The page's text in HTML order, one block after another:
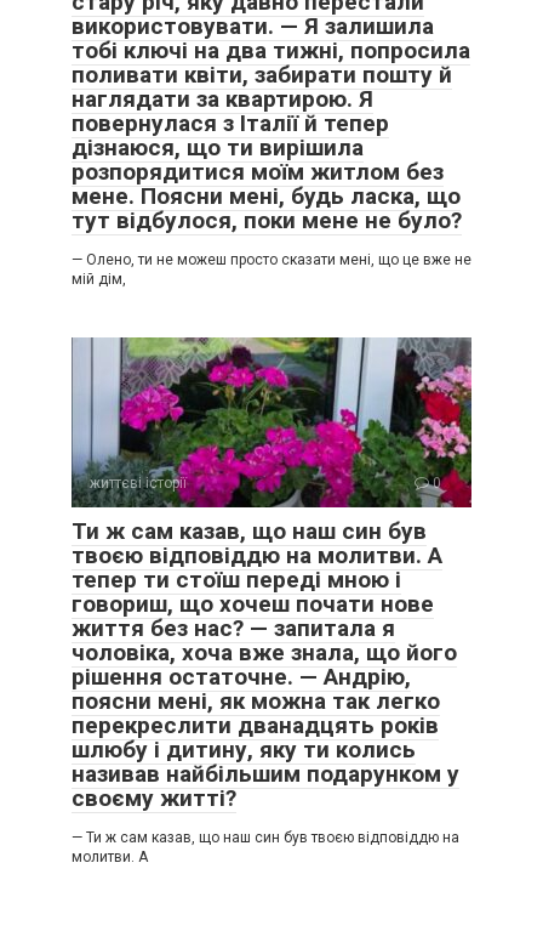
використовувати. — Я залишила
тобі ключі на два тижні, попросила
поливати квіти, забирати пошту й
наглядати за квартирою. Я
повернулася з Італії й тепер
дізнаюся, що ти вирішила
розпорядитися моїм житлом без
мене. Поясни мені, будь ласка, що
тут відбулося, поки мене не було?
— Олено, ти не можеш просто сказати мені, що це вже не
мій дім,
життєві історії 0
Ти ж сам казав, що наш син був
твоєю відповіддю на молитви. А
тепер ти стоїш переді мною і
говориш, що хочеш почати нове
життя без нас? — запитала я
чоловіка, хоча вже знала, що його
рішення остаточне. — Андрію,
поясни мені, як можна так легко
перекреслити дванадцять років
шлюбу і дитину, яку ти колись
називав найбільшим подарунком у
своєму житті?
— Ти ж сам казав, що наш син був твоєю відповіддю на
молитви. А